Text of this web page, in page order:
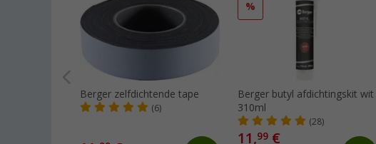
Berger zelfdichtende tape
(6)
%
Berger butyl afdichtingskit wit
310ml
(28)
11,99 €